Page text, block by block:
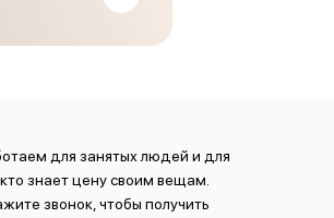
для занятых людей и для
знает цену своим вещам.
звонок, чтобы получить